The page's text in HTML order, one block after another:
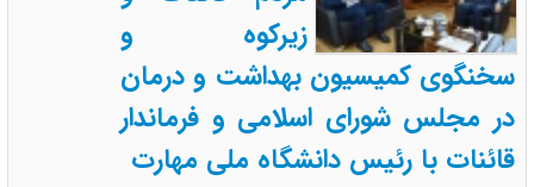
زیرکوه و
سخنگوی کمیسیون بهداشت و درمان
در مجلس شورای اسلامی و فرماندار
قائنات با رئیس دانشگاه ملی مهارت